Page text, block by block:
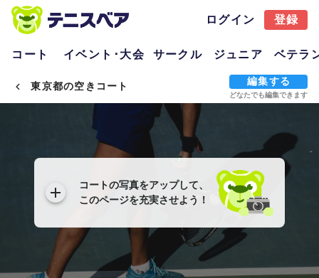
ログイン 登録
コート イベント･大会 サークル ジュニア ベテラ
東京都の空きコート 編集する
どなたでも編集できます
コートの写真をアップして、
このページを充実させよう！